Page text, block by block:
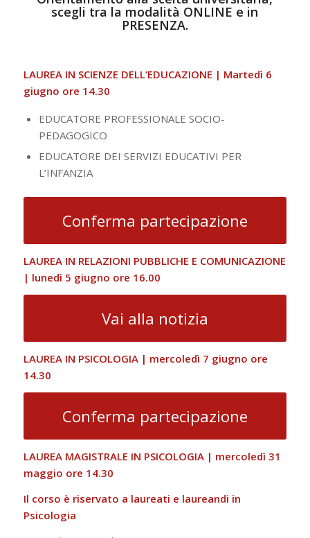
scegli tra la modalità ONLINE e in
PRESENZA.
LAUREA IN SCIENZE DELL’EDUCAZIONE | Martedì 6
giugno ore 14.30
EDUCATORE PROFESSIONALE SOCIO-
PEDAGOGICO
EDUCATORE DEI SERVIZI EDUCATIVI PER
L’INFANZIA
Conferma partecipazione
LAUREA IN RELAZIONI PUBBLICHE E COMUNICAZIONE
| lunedì 5 giugno ore 16.00
Vai alla notizia
LAUREA IN PSICOLOGIA | mercoledì 7 giugno ore
14.30
Conferma partecipazione
LAUREA MAGISTRALE IN PSICOLOGIA | mercoledì 31
maggio ore 14.30
Il corso è riservato a laureati e laureandi in
Psicologia